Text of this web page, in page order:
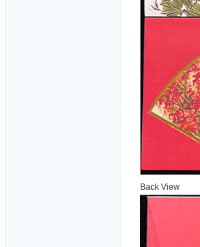
Back View